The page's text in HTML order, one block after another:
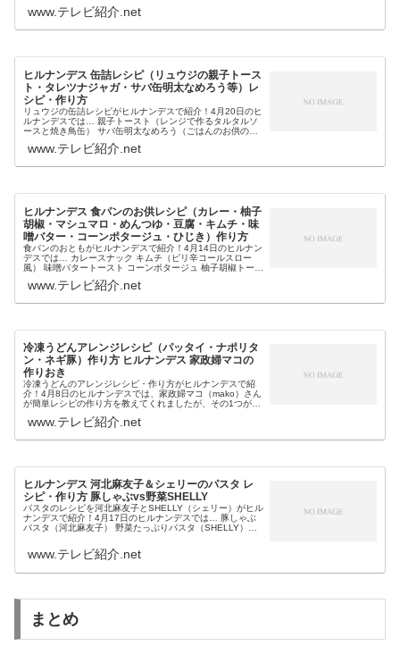
芸人・たけだバーベキューが...
www.テレビ紹介.net
ヒルナンデス 缶詰レシピ（リュウジの親子トース
ト・タレツナジャガ・サバ缶明太なめろう等）レ
シピ・作り方
リュウジの缶詰レシピがヒルナンデスで紹介！4月20日のヒ
ルナンデスでは… 親子トースト（レンジで作るタルタルソ
ースと焼き鳥缶） サバ缶明太なめろう（ごはんのお供の無
ピ）等、バズレシピのリュ...
www.テレビ紹介.net
ヒルナンデス 食パンのお供レシピ（カレー・柚子
胡椒・マシュマロ・めんつゆ・豆腐・キムチ・味
噌バター・コーンポタージュ・ひじき）作り方
食パンのおともがヒルナンデスで紹介！4月14日のヒルナン
デスでは… カレースナック キムチ（ピリ辛コールスロー
風） 味噌バタートースト コーンポタージュ 柚子胡椒トース
等、プロが使っ...
www.テレビ紹介.net
冷凍うどんアレンジレシピ（パッタイ・ナポリタ
ン・ネギ豚）作り方 ヒルナンデス 家政婦マコの
作りおき
冷凍うどんのアレンジレシピ・作り方がヒルナンデスで紹
介！4月8日のヒルナンデスでは、家政婦マコ（mako）さん
が簡単レシピの作り方を教えてくれましたが、その1つが…
ん等、レンジで作る...
www.テレビ紹介.net
ヒルナンデス 河北麻友子＆シェリーのパスタ レ
シピ・作り方 豚しゃぶvs野菜SHELLY
パスタのレシピを河北麻友子とSHELLY（シェリー）がヒル
ナンデスで紹介！4月17日のヒルナンデスでは… 豚しゃぶ
パスタ（河北麻友子） 野菜たっぷりパスタ（SHELLY）と
を教えてくれまし...
www.テレビ紹介.net
まとめ